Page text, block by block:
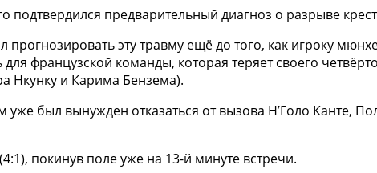
предварительный диагноз о разрыве
эту травму ещё до того, как игроку
французской команды, которая теряет своего
Нкунку и Карима Бензема).
был вынужден отказаться от вызова Н’Голо Канте,
покинув поле уже на 13-й минуте встречи.